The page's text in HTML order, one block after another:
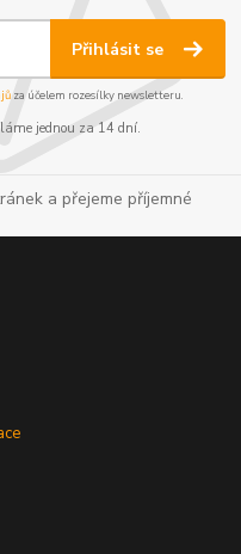
Přihlásit se
za účelem rozesílky newsletteru.
jednou za 14 dní.
a přejeme příjemné